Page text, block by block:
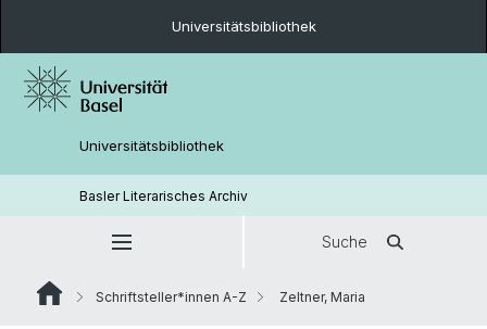
Universitätsbibliothek
Universitätsbibliothek
Basler Literarisches Archiv
Suche
Schriftsteller*innen A-Z Zeltner, Maria